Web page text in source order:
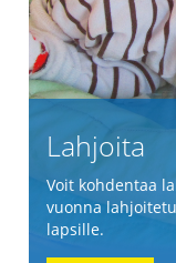
Lahjoita
Voit kohdentaa
vuonna
lapsille.